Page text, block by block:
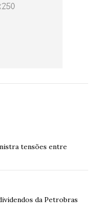
tensões entre
da Petrobras